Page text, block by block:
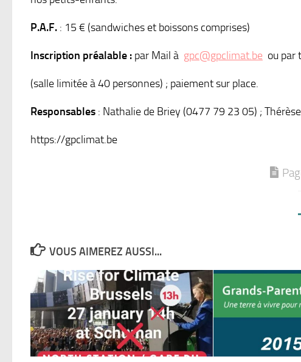
P.A.F. : 15 € (sandwiches et boissons comprises)
Inscription préalable : par Mail à gpc@gpclimat.be ou par
(salle limitée à 40 personnes) ; paiement sur place.
Responsables : Nathalie de Briey (0477 79 23 05) ;
https://gpclimat.be
VOUS AIMEREZ AUSSI...